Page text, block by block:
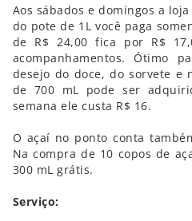
Aos sábados e domingos a
do pote de 1L você paga
de R$ 24,00 fica por R$
acompanhamentos. Ótimo
desejo do doce, do sorvete e
de 700 mL pode ser
semana ele custa R$ 16.
O açaí no ponto conta
Na compra de 10 copos de
300 mL grátis.
Serviço: